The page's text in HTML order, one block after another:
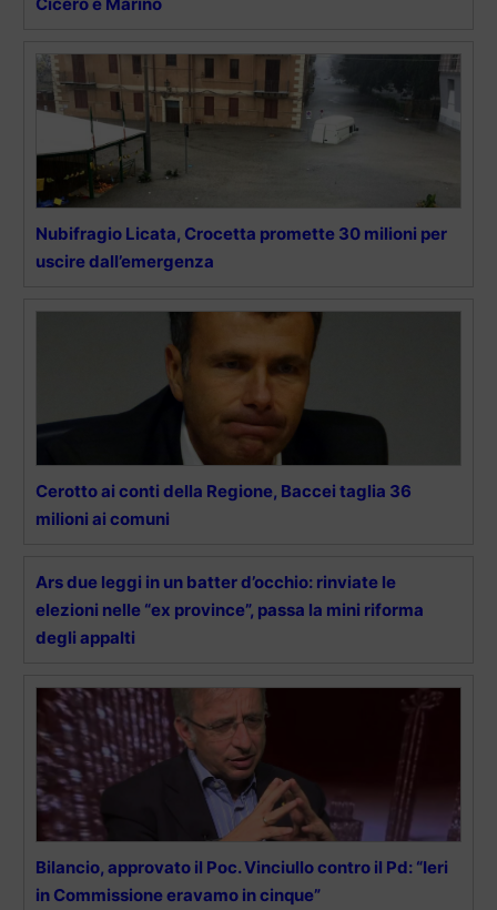
Nubifragio Licata, Crocetta promette 30 milioni per
uscire dall’emergenza
Cerotto ai conti della Regione, Baccei taglia 36
milioni ai comuni
Ars due leggi in un batter d’occhio: rinviate le
elezioni nelle “ex province”, passa la mini riforma
degli appalti
Bilancio, approvato il Poc. Vinciullo contro il Pd: “Ieri
in Commissione eravamo in cinque”